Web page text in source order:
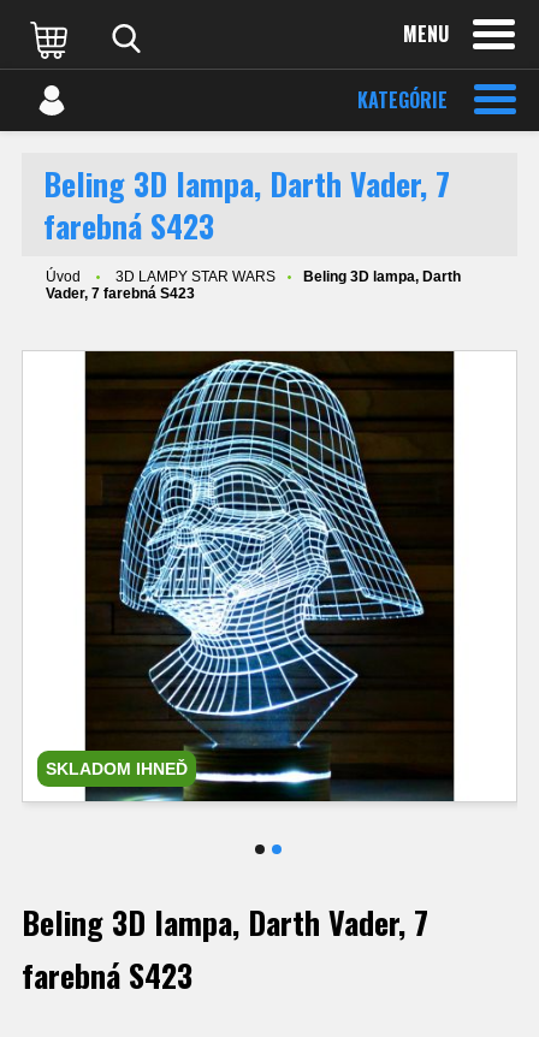
MENU
KATEGÓRIE
Beling 3D lampa, Darth Vader, 7
farebná S423
Úvod 3D LAMPY STAR WARS
Beling 3D lampa, Darth
Vader, 7 farebná S423
SKLADOM IHNEĎ
Beling 3D lampa, Darth Vader, 7
farebná S423